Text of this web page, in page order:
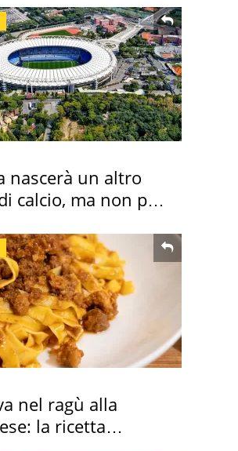
nascerà un altro
calcio, ma non per
nel ragù alla
la ricetta